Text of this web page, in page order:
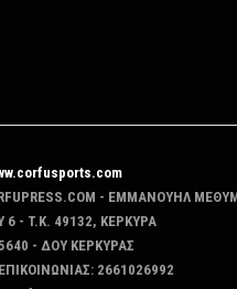
- ΕΜΜΑΝΟΥΗΛ
6 - T.K. 49132, ΚΕΡΚΥΡΑ
- ΔΟΥ ΚΕΡΚΥΡΑΣ
2661026992